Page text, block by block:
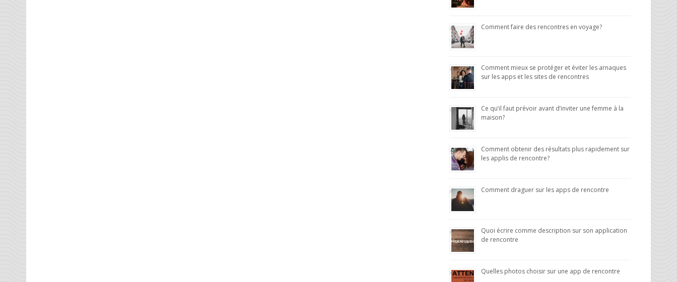
Comment faire des rencontres en voyage?
Comment mieux se protéger et éviter les arnaques
sur les apps et les sites de rencontres
Ce qu’il faut prévoir avant d’inviter une femme à la
maison?
Comment obtenir des résultats plus rapidement sur
les applis de rencontre?
Comment draguer sur les apps de rencontre
Quoi écrire comme description sur son application
de rencontre
Quelles photos choisir sur une app de rencontre